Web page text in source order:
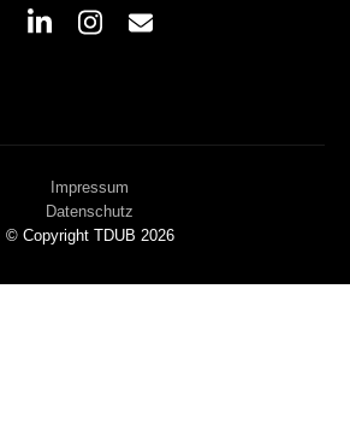
© Copyright TDUB 2026
Impressum
Datenschutz